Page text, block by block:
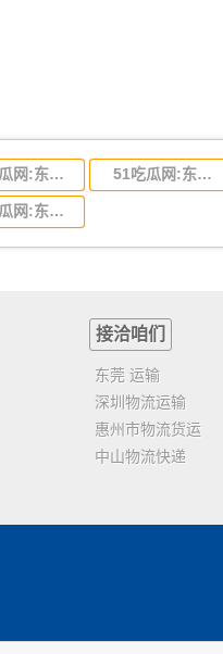
51吃瓜网:东莞到贵州省物流运输,东莞到贵州省物流公司 51吃瓜网:东莞到四川省物流专线,东莞到四川省物流公司
51吃瓜网:东莞到广西物流专线,东莞到广西物流公司
接洽咱们
东莞 运输
深圳物流运输
惠州市物流货运
中山物流快递